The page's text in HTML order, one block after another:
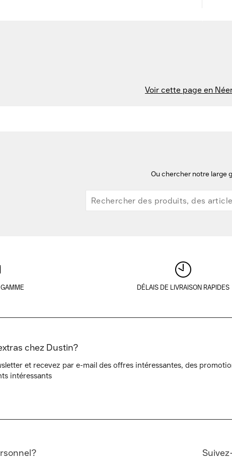
Voir cette page en
Ou chercher notre large
DÉLAIS DE LIVRAISON RAPIDES
chez Dustin?
et recevez par e-mail des offres intéressantes, des
intéressants